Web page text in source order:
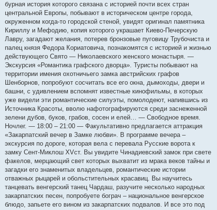
бурная история которого связана с историей почти всех стран
центральной Европы, побывают в историческом центре города,
окруженном когда-то городской стеной, увидят оригинал памятника
Кириллу и Мефодию, копия которого украшает Киево-Печерскую
Лавру, загадают желания, потерев бронзовые пуговицу Трубочиста и
палец князя Федора Кориатовича, познакомятся с историей и жизнью
действующего Свято — Николаевского женского монастыря. —
Экскурсия «Романтика графского дворца». Туристы побывают на
территории имения охотничьего замка австрийских графов
Шенборнов, попробуют сосчитать все его окна, дымоходы, двери и
башни, с удивлением вспомнят известные кинофильмы, в которых
уже видели эти романтические силуэты, помолодеют, напившись из
Источника Красоты, вволю нафотографируются среди заснеженной
зелени дубов, буков, грабов, сосен и елей… — Свободное время.
Ночлег. — 18:00 – 21:00 — Факультативно предлагается аттракция
«Закарпатский вечер в Замке любви». В программе вечера –
экскурсия по дороге, которая вела с перевала Русские ворота к
замку Сент-Миклош XVст. Вы увидите Чинадиевский замок при свете
факелов, мерцающий свет которых выхватит из мрака веков тайны и
загадки его знаменитых владельцев, романтические истории
отважных рыцарей и обольстительных красавиц. Вы научитесь
танцевать венгерский танец Чардаш, разучите несколько народных
закарпатских песен, попробуете бограч – национальное венгерское
блюдо, запьете его вином из закарпатских подвалов. И все это под